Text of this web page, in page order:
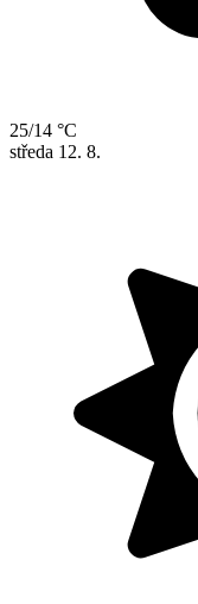
25/14 °C
středa 12. 8.